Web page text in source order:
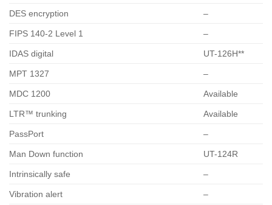
DES encryption –
FIPS 140-2 Level 1 –
IDAS digital UT-126H**
MPT 1327 –
MDC 1200 Available
LTR™ trunking Available
PassPort –
Man Down function UT-124R
Intrinsically safe –
Vibration alert –